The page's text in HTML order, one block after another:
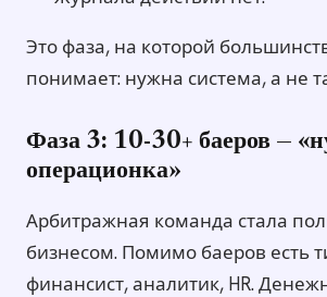
Это фаза, на которой
понимает: нужна система, а не
Фаза 3: 10-30+ баеров —
операционка»
Арбитражная команда стала
бизнесом. Помимо баеров есть
финансист, аналитик, HR.